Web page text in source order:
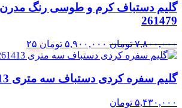
گلیم دستباف کرم و طوسی رنگ مدرن
261479
۷,۸۰۰,۰۰۰ تومان قیمت
اصلی:
بود.
۵,۹۰۰,۰۰۰ تومان قیمت
فعلی:
۲۵
گلیم سفره کردی دستباف سه متری 261413
۵,۴۳۰,۰۰۰ تومان